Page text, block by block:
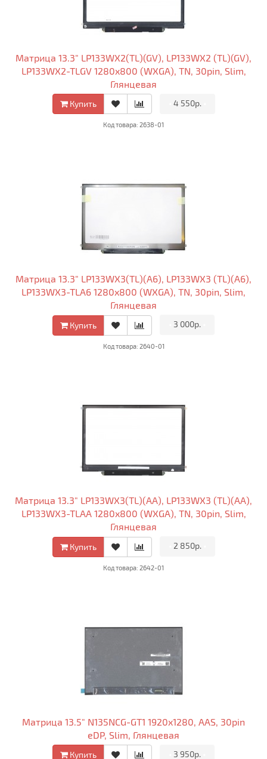
Матрица 13.3" LP133WX2(TL)(GV), LP133WX2 (TL)(GV),
LP133WX2-TLGV 1280x800 (WXGA), TN, 30pin, Slim,
Глянцевая
Купить 4 550р.
Код товара: 2638-01
Матрица 13.3" LP133WX3(TL)(A6), LP133WX3 (TL)(A6),
LP133WX3-TLA6 1280x800 (WXGA), TN, 30pin, Slim,
Глянцевая
Купить 3 000р.
Код товара: 2640-01
Матрица 13.3" LP133WX3(TL)(AA), LP133WX3 (TL)(AA),
LP133WX3-TLAA 1280x800 (WXGA), TN, 30pin, Slim,
Глянцевая
Купить 2 850р.
Код товара: 2642-01
Матрица 13.5" N135NCG-GT1 1920x1280, AAS, 30pin
eDP, Slim, Глянцевая
Купить 3 950р.